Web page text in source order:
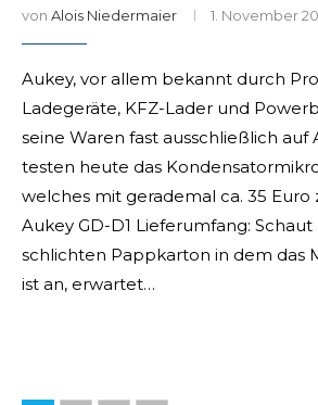
von Alois Niedermaier 1. November
Aukey, vor allem bekannt durch
Ladegeräte, KFZ-Lader und
seine Waren fast ausschließlich auf
testen heute das
welches mit gerademal ca. 35 Euro
Aukey GD-D1 Lieferumfang:
schlichten Pappkarton in dem das
ist an, erwartet…